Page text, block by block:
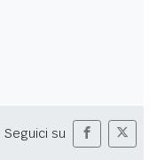
Seguici su